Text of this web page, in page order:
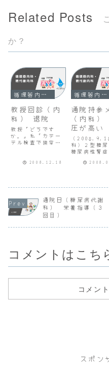
Related Posts
か？
循環器内科・糖代謝内科
教授回診（内
科） 退院
教授「どうです
か。」私「カテー
テル検査で狭窄が
術は不要とのこと
か。」私「いい
検査ですませたの
かな。」私
「・・・。退院後
へ戻るように...
2008.12.18
循環器内科・糖代謝内科
通院持参
（内科
圧が高い
（
科）２型糖尿
糖尿病性腎症
通院日（糖尿病代謝
科） 栄養指導（３
回目）
コメントはこち
コメン
スポン